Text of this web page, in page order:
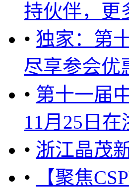
持伙伴，更
• 独家：第
尽享参会优
• 第十一届
11月25日
• 浙江晶茂
•
【聚焦